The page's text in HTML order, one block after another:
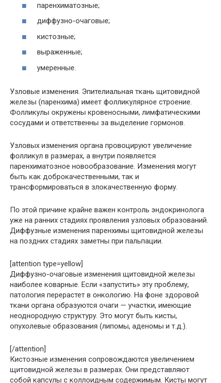
паренхиматозные;
диффузно-очаговые;
кистозные;
выраженные;
умеренные.
Узловые изменения. Эпителиальная ткань щитовидной
железы (паренхима) имеет фолликулярное строение.
Фолликулы окружены кровеносными, лимфатическими
сосудами и ответственны за выделение гормонов.
Узловых изменения органа провоцируют увеличение
фолликул в размерах, а внутри появляется
паренхиматозное новообразование. Изменения могут
быть как доброкачественными, так и
трансформироваться в злокачественную форму.
По этой причине крайне важен контроль эндокринолога
уже на ранних стадиях проявления узловых образований.
Диффузные изменения паренхимы щитовидной железы
на поздних стадиях заметны при пальпации.
[attention type=yellow]
Диффузно-очаговые изменения щитовидной железы
наиболее коварные. Если «запустить» эту проблему,
патология перерастет в онкологию. На фоне здоровой
ткани органа образуются очаги — участки, имеющие
неоднородную структуру. Это могут быть кисты,
опухолевые образования (липомы, аденомы и т.д.).
[/attention]
Кистозные изменения сопровождаются увеличением
щитовидной железы в размерах. Они представляют
собой капсулы с коллоидным содержимым. Кисты могут